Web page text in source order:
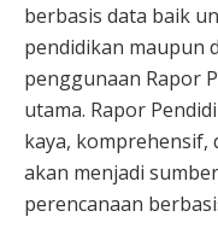
berbasis data baik
pendidikan maupun
penggunaan Rapor
utama. Rapor
kaya, komprehensif,
akan menjadi
perencanaan